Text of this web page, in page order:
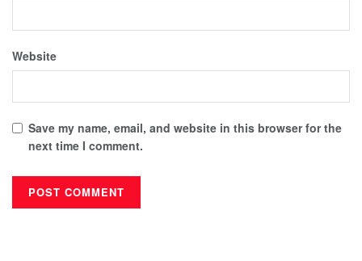
Website
Save my name, email, and website in this browser for the
next time I comment.